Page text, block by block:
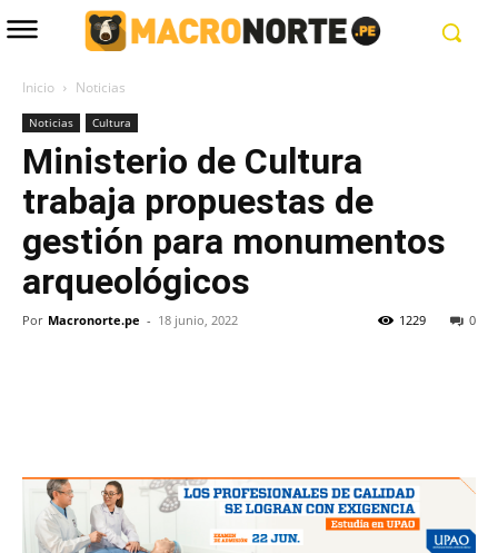
Inicio Noticias
Noticias Cultura
Ministerio de Cultura
trabaja propuestas de
gestión para monumentos
arqueológicos
Por Macronorte.pe - 18 junio, 2022 0
1229